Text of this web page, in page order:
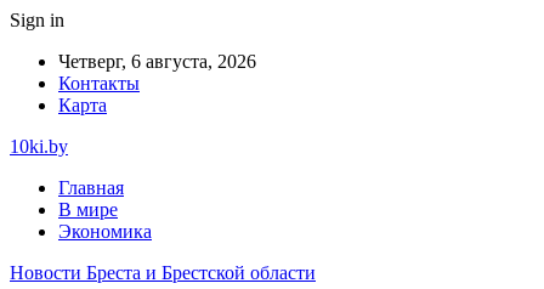
Sign in
Четверг, 6 августа, 2026
Контакты
Карта
10ki.by
Главная
В мире
Экономика
Новости Бреста и Брестской области